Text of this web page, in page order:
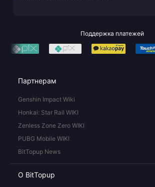
Поддержка платежей
Партнерам
Genshin Impact Wiki
Honkai: Star Rail WIKI
Zenless Zone Zero WIKI
PUBG Mobile WIKI
BitTopup News
О BitTopup